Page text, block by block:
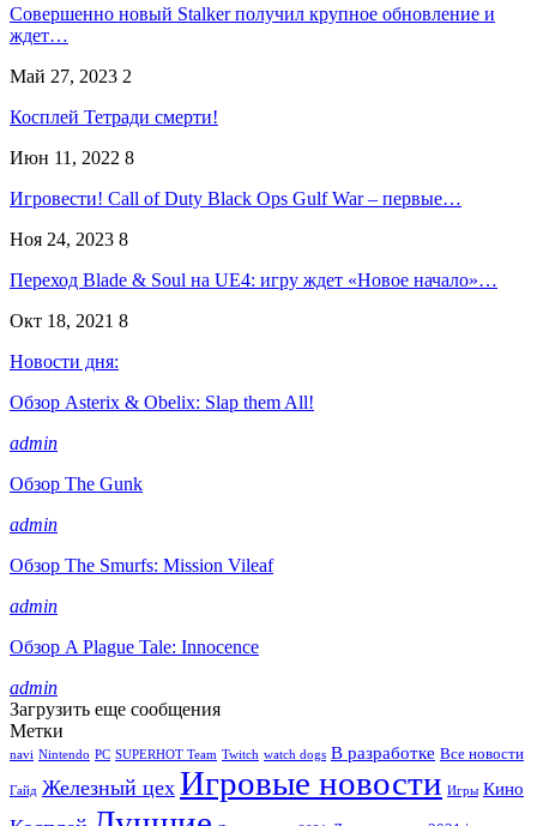
Совершенно новый Stalker получил крупное обновление и
ждет…
Май 27, 2023 2
Косплей Тетради смерти!
Июн 11, 2022 8
Игровести! Call of Duty Black Ops Gulf War – первые…
Ноя 24, 2023 8
Переход Blade & Soul на UE4: игру ждет «Новое начало»…
Окт 18, 2021 8
Новости дня:
Обзор Asterix & Obelix: Slap them All!
admin
Обзор The Gunk
admin
Обзор The Smurfs: Mission Vileaf
admin
Обзор A Plague Tale: Innocence
admin
Загрузить еще сообщения
Метки
navi Nintendo PC SUPERHOT Team Twitch watch dogs В разработке Все новости
Гайд Железный цех Игровые новости Игры Кино